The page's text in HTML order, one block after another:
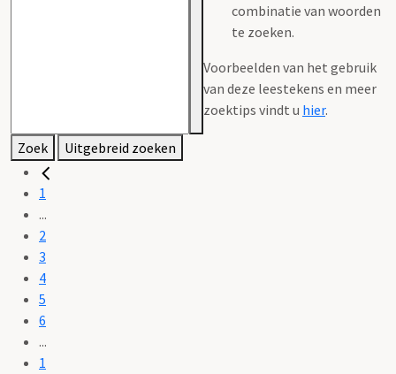
combinatie van woorden
te zoeken.
Voorbeelden van het gebruik
van deze leestekens en meer
zoektips vindt u hier.
Zoek Uitgebreid zoeken
1
...
2
3
4
5
6
...
1